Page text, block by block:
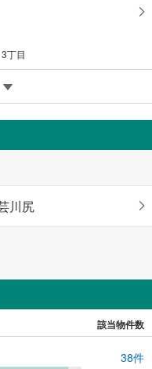
丁目
る
川尻
該当物件数
38件